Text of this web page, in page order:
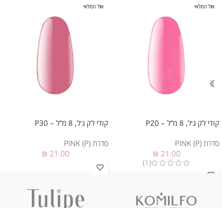
אזל המלאי
קודי לק ג׳ל, 8 מ”ל – P20
סדרת PINK (P)
₪ 21.00
(1)
אזל המלאי
קודי לק ג׳ל, 8 מ”ל – P30
סדרת PINK (P)
₪ 21.00